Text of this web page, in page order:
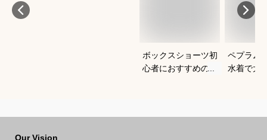
ボックスショーツ初
心者におすすめの人
ペプラム
水着で大
Our Vision